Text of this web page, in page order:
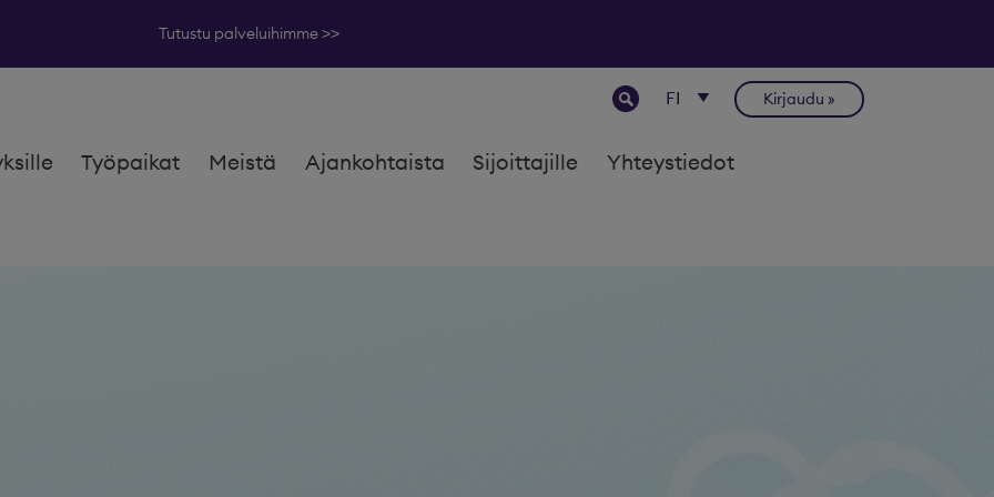
Tutustu palveluihimme >>
Kirjaudu
Työpaikat Meistä Ajankohtaista Sijoittajille Yhteystiedot